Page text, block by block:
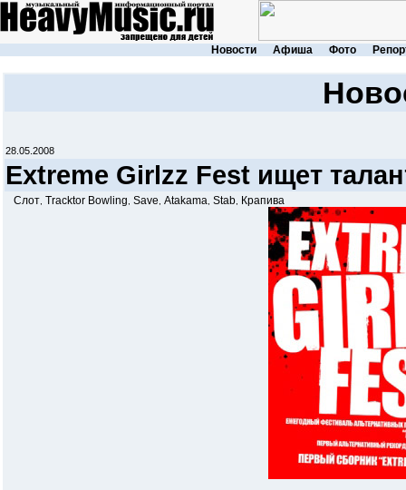
Новости Афиша Фото
28.05.2008
Extreme Girlzz Fest ищет
Слот Tracktor Bowling Save Atakama Stab Крапива